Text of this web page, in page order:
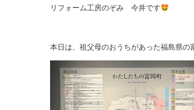
リフォーム工房のぞみ 今井です
本日は、祖父母のおうちがあった福島県